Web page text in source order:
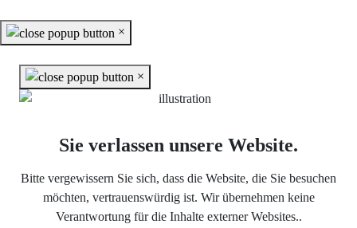
×
×
Sie verlassen unsere Website.
Bitte vergewissern Sie sich, dass die Website, die Sie besuchen
möchten, vertrauenswürdig ist. Wir übernehmen keine
Verantwortung für die Inhalte externer Websites..